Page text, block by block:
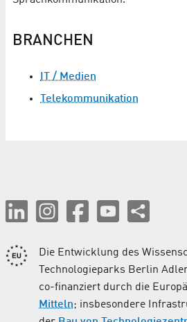
BRANCHEN
IT / Medien
Telekommunikation
Die Entwicklung des
Technologieparks Berlin
co-finanziert durch die
Mitteln; insbesondere